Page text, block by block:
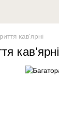
кав'ярні
кав'ярні